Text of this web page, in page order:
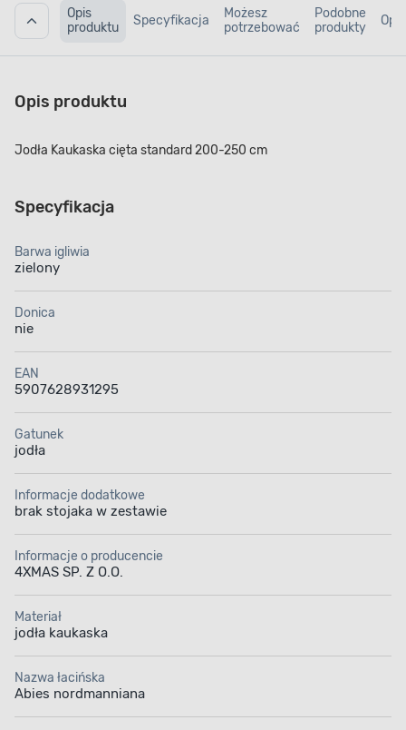
Opis
produktu
Specyfikacja
Możesz
potrzebować
Podobne
produkty
Opis produktu
Jodła Kaukaska cięta standard 200-250 cm
Specyfikacja
Barwa igliwia
zielony
Donica
nie
EAN
5907628931295
Gatunek
jodła
Informacje dodatkowe
brak stojaka w zestawie
Informacje o producencie
4XMAS SP. Z O.O.
Materiał
jodła kaukaska
Nazwa łacińska
Abies nordmanniana